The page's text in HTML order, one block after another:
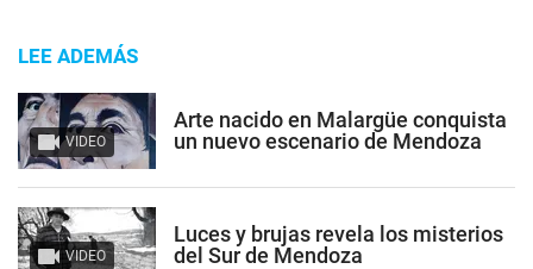
LEE ADEMÁS
VIDEO
Arte nacido en Malargüe conquista
un nuevo escenario de Mendoza
VIDEO
Luces y brujas revela los misterios
del Sur de Mendoza